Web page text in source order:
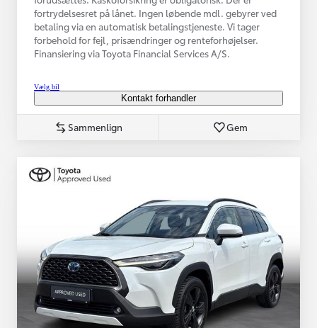
fortrydelsesret på lånet. Ingen løbende mdl. gebyrer ved
betaling via en automatisk betalingstjeneste. Vi tager
forbehold for fejl, prisændringer og renteforhøjelser.
Finansiering via Toyota Financial Services A/S.
Vælg bil
Kontakt forhandler
Sammenlign Gem